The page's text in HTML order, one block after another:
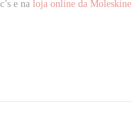
e na loja online da Moleskine